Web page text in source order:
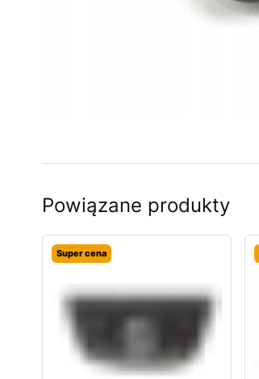
Powiązane produkty
Super cena